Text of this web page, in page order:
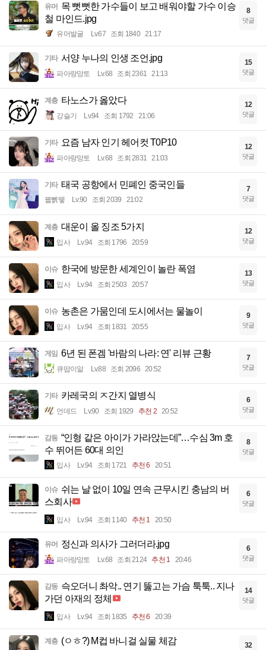
유머 목 뻣뻣한 가수들이 보고 배워야할 가수 이승
철 마인드.jpg
유머발굴 Lv.67 조회 1840 21:17
8
댓글
기타 서양 누나의 인생 조언.jpg
파아랑망토 Lv.68 조회 2361 21:13
15
댓글
계층 타노스가 옳았다
강슬기 Lv.94 조회 1792 21:06
12
댓글
기타 요즘 남자 인기 헤어컷 T0P10
파아랑망토 Lv.68 조회 2831 21:03
12
댓글
기타 태국 공항에서 민폐인 중국인들
꿻뻵뗗 Lv.90 조회 2039 21:02
7
댓글
계층 대운이 올 징조 5가지
입사 Lv.94 조회 1796 20:59
12
댓글
이슈 한국에 방문한 세계인이 놀란 폭염
입사 Lv.94 조회 2503 20:57
13
댓글
이슈 농촌은 가뭄인데 도시에서는 물놀이
입사 Lv.94 조회 1831 20:55
9
댓글
게임 6년 된 폰겜 '바람의 나라: 연' 리뷰 근황
큐땁이알 Lv.88 조회 2096 20:52
7
댓글
기타 카레국의 ㅈ간지 열병식
언데드 Lv.90 조회 1929 추천 2 20:52
6
댓글
감동 “인형 같은 아이가 가라앉는데”…수심 3m 호
수 뛰어든 60대 의인
입사 Lv.94 조회 1721 추천 6 20:51
8
댓글
이슈 쉬는 날 없이 10일 연속 근무시킨 충남의 버
스회사
입사 Lv.94 조회 1140 추천 1 20:50
6
댓글
유머 정신과 의사가 그러더라.jpg
파아랑망토 Lv.68 조회 2124 추천 1 20:46
6
댓글
감동 슥오더니 촤악.. 연기 뚫고는 가슴 툭툭.. 지나
가던 아재의 정체
입사 Lv.94 조회 1835 추천 6 20:39
14
댓글
계층 (ㅇㅎ?) M컵 바니걸 실물 체감 32